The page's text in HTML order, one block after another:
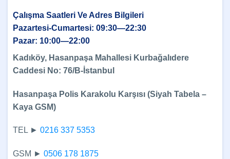
Çalışma Saatleri Ve Adres Bilgileri
Pazartesi-Cumartesi: 09:30—22:30
Pazar: 10:00—22:00
Kadıköy, Hasanpaşa Mahallesi Kurbağalıdere
Caddesi No: 76/B-İstanbul
Hasanpaşa Polis Karakolu Karşısı (Siyah Tabela –
Kaya GSM)
TEL ► 0216 337 5353
GSM ► 0506 178 1875